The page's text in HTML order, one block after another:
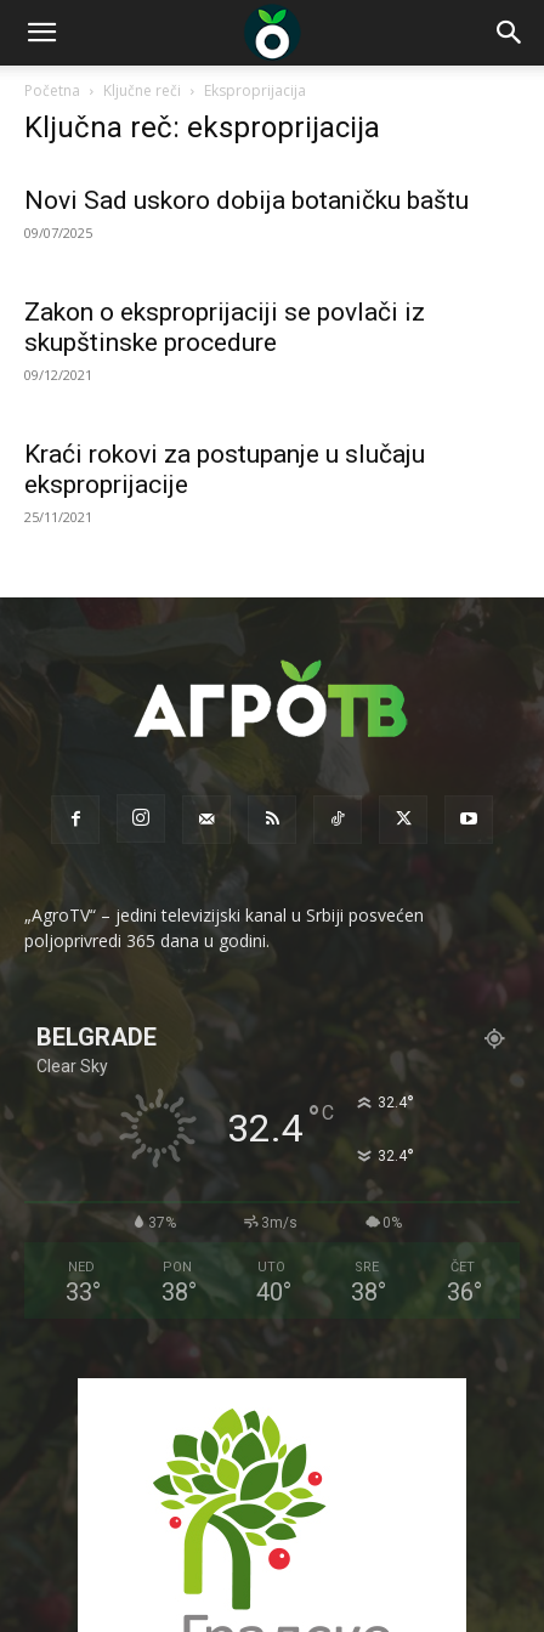
Početna Ključne reči Eksproprijacija
Ključna reč: eksproprijacija
Novi Sad uskoro dobija botaničku baštu
09/07/2025
Zakon o eksproprijaciji se povlači iz
skupštinske procedure
09/12/2021
Kraći rokovi za postupanje u slučaju
eksproprijacije
25/11/2021
„AgroTV“ – jedini televizijski kanal u Srbiji posvećen
poljoprivredi 365 dana u godini.
BELGRADE
Clear Sky
32.4°C 32.4°
32.4°
37% 3m/s 0%
NED
33°
PON
38°
UTO
40°
SRE
38°
ČET
36°